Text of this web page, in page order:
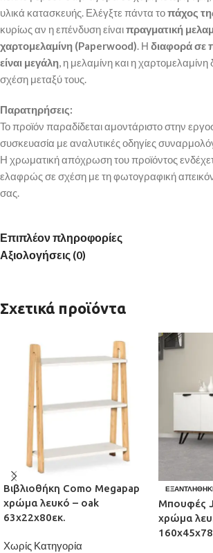
υλικά κατασκευής. Ελέγξτε πάντα τοπάχος
κυρίως αν η επένδυση είναιπραγματική
χαρτομελαμίνη (Paperwood). Η διαφορά σε
είναι μεγάλη, η μελαμίνη και η χαρτομελαμίνη
σχέση μεταξύ τους.
Παρατηρήσεις:
Το προϊόν παραδίδεται αμοντάριστο στην
συσκευασία με αναλυτικές οδηγίες
Η χρωματική απόχρωση του προϊόντος
ελαφρώς σε σχέση με τη φωτογραφική
σας.
Επιπλέον πληροφορίες
Αξιολογήσεις (0)
Σχετικά προϊόντα
Βιβλιοθήκη Como Megapap
χρώμα λευκό – oak
63x22x80εκ.
Χωρίς Κατηγορία
Μπουφές
χρώμα